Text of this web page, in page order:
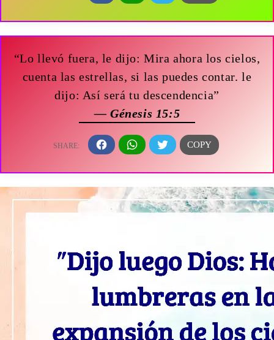
“Lo llevó fuera, le dijo: Mira ahora los cielos,
cuenta las estrellas, si las puedes contar. le
dijo: Así será tu descendencia”
— Génesis 15:5